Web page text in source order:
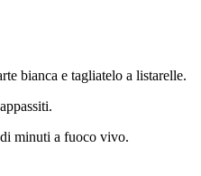
bianca e tagliatelo a listarelle.
minuti a fuoco vivo.